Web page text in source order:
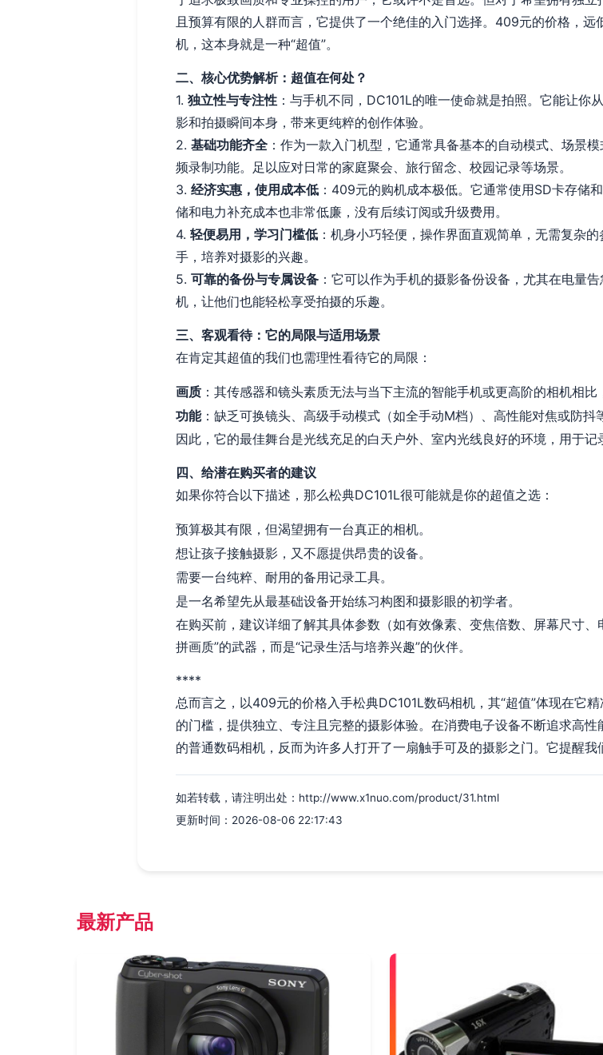
且预算有限的人群而言，它提供了一个绝佳的入门选择。409元的价格，
机，这本身就是一种“超值”。
二、核心优势解析：超值在何处？
1. 独立性与专注性 ：与手机不同，DC101L的唯一使命就是拍照。它能让
影和拍摄瞬间本身，带来更纯粹的创作体验。
2. 基础功能齐全 ：作为一款入门机型，它通常具备基本的自动模式、场景
频录制功能。足以应对日常的家庭聚会、旅行留念、校园记录等场景。
3. 经济实惠，使用成本低 ：409元的购机成本极低。它通常使用SD卡存储
储和电力补充成本也非常低廉，没有后续订阅或升级费用。
4. 轻便易用，学习门槛低 ：机身小巧轻便，操作界面直观简单，无需复杂
手，培养对摄影的兴趣。
5. 可靠的备份与专属设备 ：它可以作为手机的摄影备份设备，尤其在电量
机，让他们也能轻松享受拍摄的乐趣。
三、客观看待：它的局限与适用场景
在肯定其超值的我们也需理性看待它的局限：
画质 ：其传感器和镜头素质无法与当下主流的智能手机或更高阶的相机相
功能：缺乏可换镜头、高级手动模式（如全手动M档）、高性能对焦或防抖
因此，它的最佳舞台是光线充足的白天户外、室内光线良好的环境，用于记
四、给潜在购买者的建议
如果你符合以下描述，那么松典DC101L很可能就是你的超值之选：
预算极其有限，但渴望拥有一台真正的相机。
想让孩子接触摄影，又不愿提供昂贵的设备。
需要一台纯粹、耐用的备用记录工具。
是一名希望先从最基础设备开始练习构图和摄影眼的初学者。
在购买前，建议详细了解其具体参数（如有效像素、变焦倍数、屏幕尺寸
拼画质”的武器，而是“记录生活与培养兴趣”的伙伴。
****
总而言之，以409元的价格入手松典DC101L数码相机，其“超值”体现在它
的门槛，提供独立、专注且完整的摄影体验。在消费电子设备不断追求高
的普通数码相机，反而为许多人打开了一扇触手可及的摄影之门。它提醒我
如若转载，请注明出处：http://www.x1nuo.com/product/31.html
更新时间：2026-08-06 22:17:43
最新产品